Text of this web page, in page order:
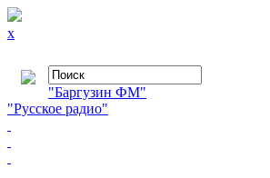
x
"Баргузин ФМ"
"Русское радио"